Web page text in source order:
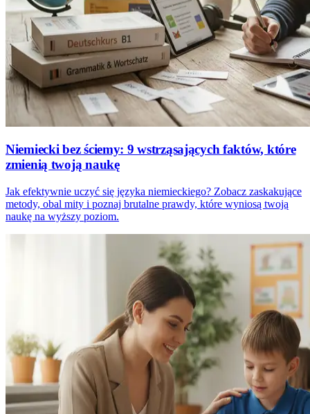
Niemiecki bez ściemy: 9 wstrząsających faktów, które
zmienią twoją naukę
Jak efektywnie uczyć się języka niemieckiego? Zobacz zaskakujące
metody, obal mity i poznaj brutalne prawdy, które wyniosą twoją
naukę na wyższy poziom.